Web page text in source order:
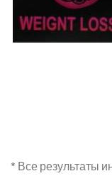
* Все результаты